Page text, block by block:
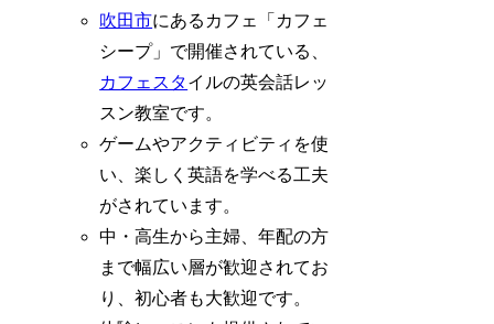
吹田市にあるカフェ「カフェ
シープ」で開催されている、
カフェスタイルの英会話レッ
スン教室です。
ゲームやアクティビティを使
い、楽しく英語を学べる工夫
がされています。
中・高生から主婦、年配の方
まで幅広い層が歓迎されてお
り、初心者も大歓迎です。